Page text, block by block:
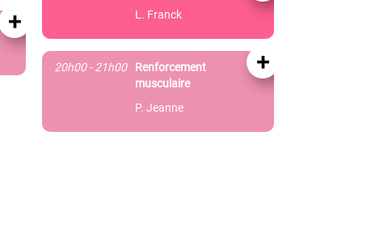
+
L. Franck
20h00 - 21h00
Renforcement
musculaire
P. Jeanne
+